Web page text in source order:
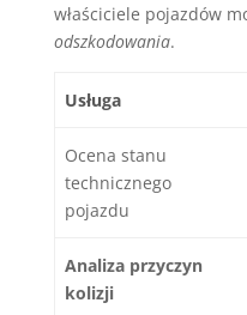
właściciele pojazdów
odszkodowania.
Usługa
Ocena stanu
technicznego
pojazdu
Analiza przyczyn
kolizji